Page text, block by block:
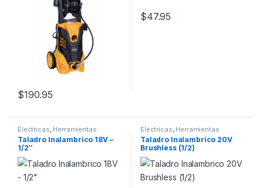
$190.95
$47.95
Electricas Herramientas
Taladro Inalambrico 18V –
1/2″
Electricas Herramientas
Taladro Inalambrico 20V
Brushless (1/2)